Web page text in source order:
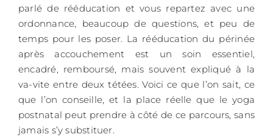
parlé de rééducation et vous repartez avec une
ordonnance, beaucoup de questions, et peu de
temps pour les poser. La rééducation du périnée
après accouchement est un soin essentiel,
encadré, remboursé, mais souvent expliqué à la
va-vite entre deux tétées. Voici ce que l’on sait, ce
que l’on conseille, et la place réelle que le yoga
postnatal peut prendre à côté de ce parcours, sans
jamais s’y substituer.